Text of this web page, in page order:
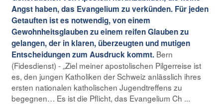
Angst haben, das Evangelium zu verkünden. Für jeden
Getauften ist es notwendig, von einem
Gewohnheitsglauben zu einem reifen Glauben zu
gelangen, der in klaren, überzeugten und mutigen
Entscheidungen zum Ausdruck kommt. Bern
(Fidesdienst) - „Ziel meiner apostolischen Pilgerreise ist
es, den jungen Katholiken der Schweiz anlässlich ihres
ersten nationalen katholischen Jugendtreffens zu
begegnen… Es ist die Pflicht, das Evangelium Ch ...